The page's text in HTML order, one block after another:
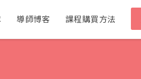
導師博客 課程購買方法